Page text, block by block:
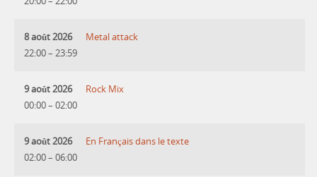
8 août 2026
22:00– 23:59
Metal attack
9 août 2026
00:00– 02:00
Rock Mix
9 août 2026
02:00– 06:00
En Français dans le texte